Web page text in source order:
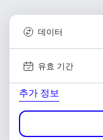
데이터
유효 기간
추가 정보